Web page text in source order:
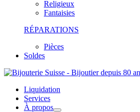
Religieux
Fantaisies
RÉPARATIONS
Pièces
Soldes
Liquidation
Services
À propos